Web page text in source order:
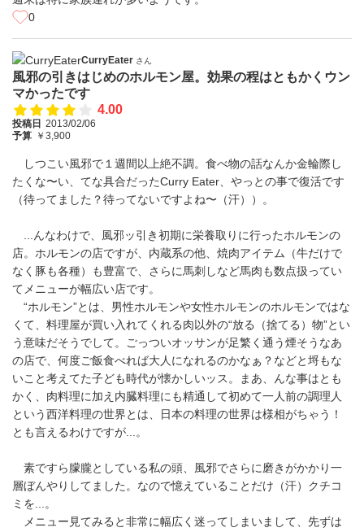
0
CurryEater さん
風邪の引きはじめのホルモン屋。効果の程はともかくウン
マかったです
4.00
投稿日 2013/02/06
予算 ￥3,900
しつこい風邪で１週間以上絶不調。食べ物の話なんか金輪際し
たくな〜い、てな具合だったCurry Eater、やっとの事で復活です
（待ってました？待ってないですよね〜（汗））。
...んなわけで、風邪ッ引き初期に栄養取りに行ったホルモンの
店。ホルモンの店ですが、内蔵系の他、焼肉アイテム（牛だけで
なく豚も各種）も豊富で、さらに馬刺しなど馬肉も数点扱ってい
てメニューが幅広い店です。
“ホルモン”とは、男性ホルモンや女性ホルモンのホルモンではな
くて、料理屋が買い入れてくれる肉以外の“放る（捨てる）物”とい
う意味だそうでして。ごっついオッサンが足繁く通う煙そうなあ
の店で、何度ご飯食べれば大人になれるのかなぁ？などと埒もな
いこと考えてた子ども時代が懐かしいッス。まあ、んな事はとも
かく、肉料理に加え内臓料理にも精通して初めて一人前の調理人
という西洋料理の世界とは、日本の料理の世界は様相がちゃう！
とも言えるわけですが...。
素ですら朦朧としている私の頭、風邪でさらに磨きがかかり一
層ぼんやりしてました。なので憶えていることだけ（汗）クチコ
ミを...。
メニュー見てみると非常に幅広く迷ってしまいまして、先ずは